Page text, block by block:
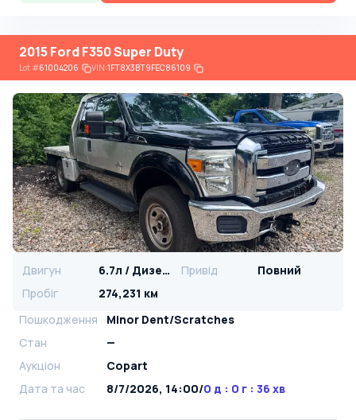
2015 Ford F350 Super Duty
Lot#61004206 VIN:1FT8X3BT9FEC86109
Двигун 6.7л / Дизель Привід
Повний
Пробіг
274,231 км
Пошкодження
Minor Dent/Scratches
Стан
—
Аукціон
Copart
Дата та час
8/7/2026, 14:00/0 д : 0 г : 36 хв